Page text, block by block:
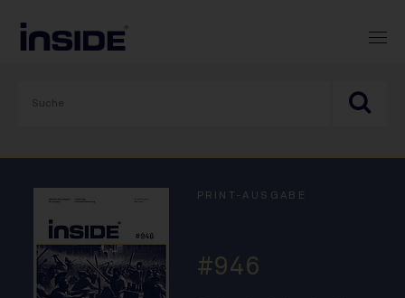
PRINT-AUSGABE
#946